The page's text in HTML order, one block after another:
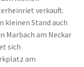
verkauft.
kleinen Stand auch
Marbach am Neckar
sich
am